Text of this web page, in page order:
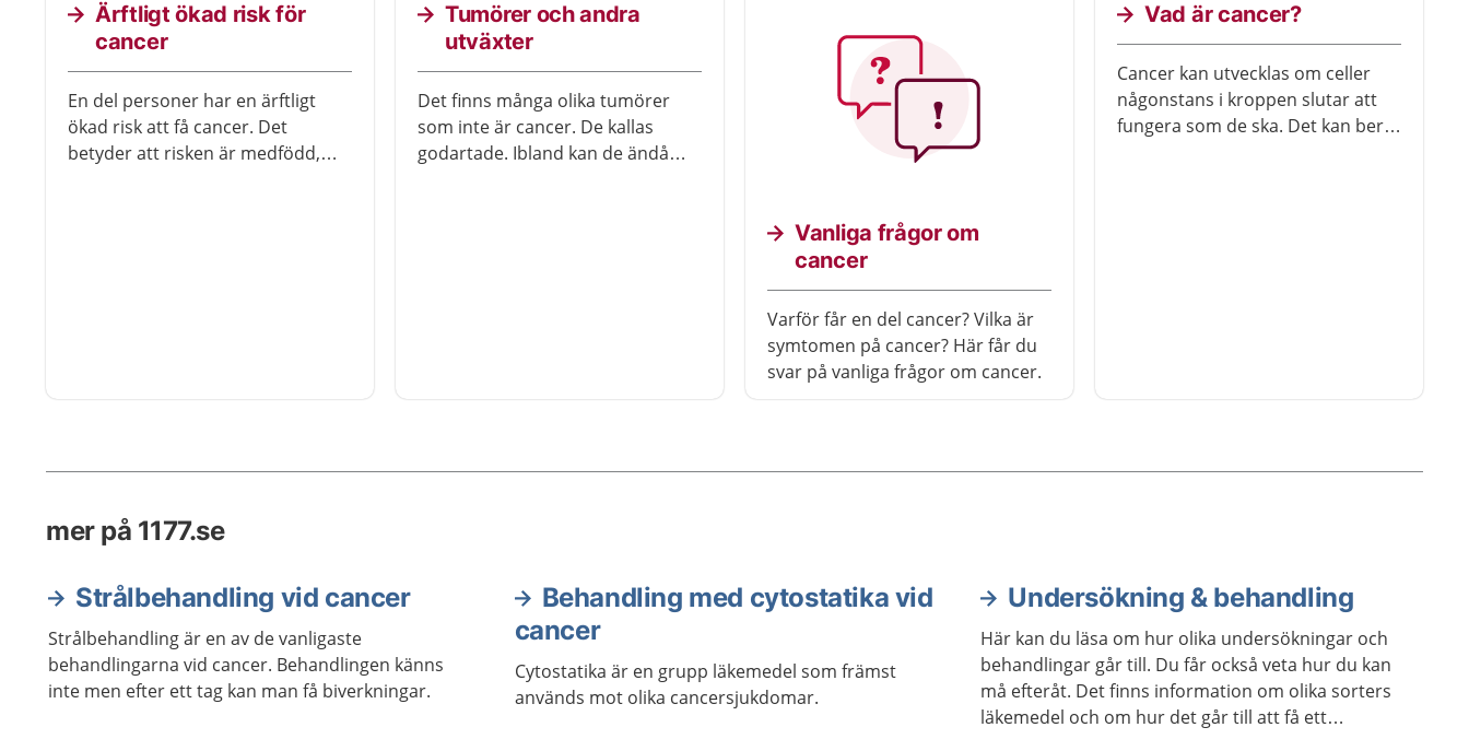
Ärftligt ökad risk för
cancer
En del personer har en ärftligt
ökad risk att få cancer. Det
betyder att risken är medfödd,
Tumörer och andra
utväxter
Det finns många olika tumörer
som inte är cancer. De kallas
godartade. Ibland kan de ändå
Vanliga frågor om
cancer
Varför får en del cancer? Vilka är
symtomen på cancer? Här får du
svar på vanliga frågor om cancer.
Vad är cancer?
Cancer kan utvecklas om celler
någonstans i kroppen slutar att
fungera som de ska. Det kan bero
mer på 1177.se
Strålbehandling vid cancer
Strålbehandling är en av de vanligaste
behandlingarna vid cancer. Behandlingen känns
inte men efter ett tag kan man få biverkningar.
Behandling med cytostatika vid
cancer
Cytostatika är en grupp läkemedel som främst
används mot olika cancersjukdomar.
Undersökning & behandling
Här kan du läsa om hur olika undersökningar och
behandlingar går till. Du får också veta hur du kan
må efteråt. Det finns information om olika sorters
läkemedel och om hur det går till att få ett